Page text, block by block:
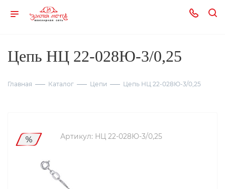
Цепь НЦ 22-028Ю-3/0,25
Главная Каталог Цепи Цепь НЦ 22-028Ю-3/0,25
Артикул: НЦ 22-028Ю-3/0,25